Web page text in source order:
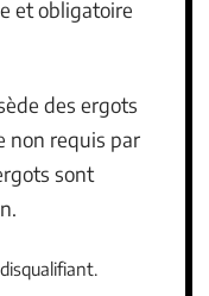
et obligatoire
des ergots
non requis par
sont